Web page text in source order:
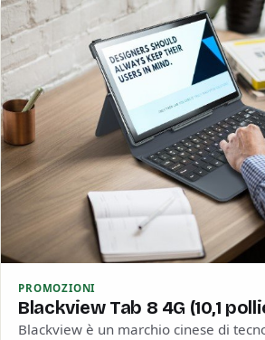
PROMOZIONI
Blackview Tab 8 4G (10,1
Blackview è un marchio cinese di